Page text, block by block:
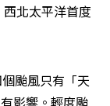
北太平洋首度
颱風只有「天
影響。輕度颱